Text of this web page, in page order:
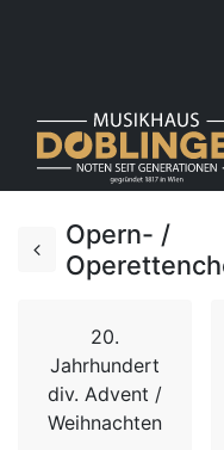
Opern- /
20.
Jahrhundert
div. Advent /
Weihnachten